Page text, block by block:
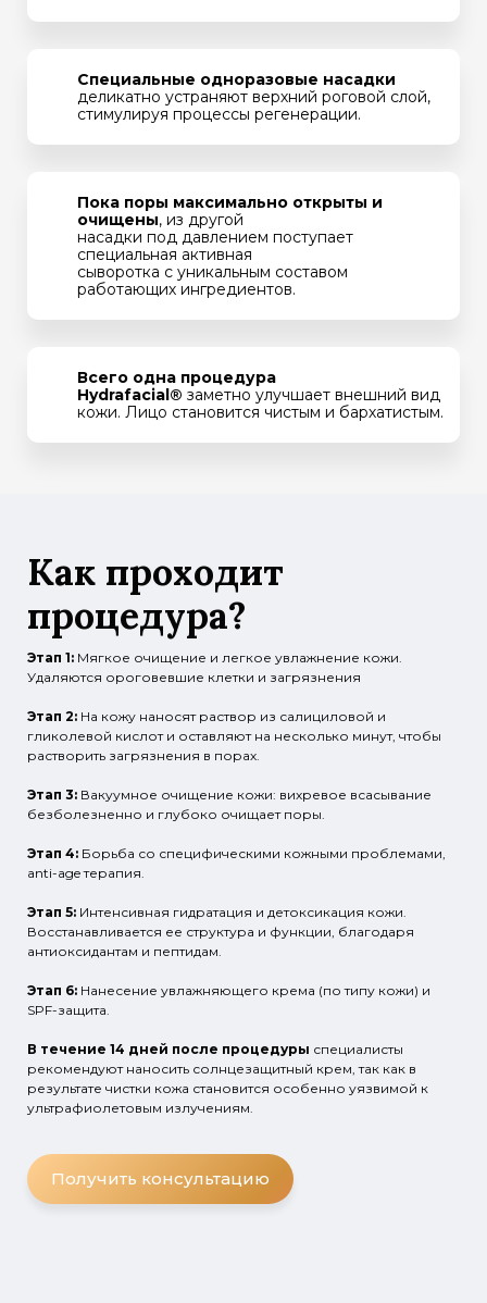
Специальные одноразовые насадки
деликатно устраняют верхний роговой слой,
стимулируя процессы регенерации.
Пока поры максимально открыты и
очищены, из другой
насадки под давлением поступает
специальная активная
сыворотка с уникальным составом
работающих ингредиентов.
Всего одна процедура
Hydrafacial® заметно улучшает внешний вид
кожи. Лицо становится чистым и бархатистым.
Как проходит
процедура?
Этап 1: Мягкое очищение и легкое увлажнение кожи.
Удаляются ороговевшие клетки и загрязнения
Этап 2: На кожу наносят раствор из салициловой и
гликолевой кислот и оставляют на несколько минут, чтобы
растворить загрязнения в порах.
Этап 3: Вакуумное очищение кожи: вихревое всасывание
безболезненно и глубоко очищает поры.
Этап 4: Борьба со специфическими кожными проблемами,
anti-age терапия.
Этап 5: Интенсивная гидратация и детоксикация кожи.
Восстанавливается ее структура и функции, благодаря
антиоксидантам и пептидам.
Этап 6: Нанесение увлажняющего крема (по типу кожи) и
SPF-защита.
В течение 14 дней после процедуры специалисты
рекомендуют наносить солнцезащитный крем, так как в
результате чистки кожа становится особенно уязвимой к
ультрафиолетовым излучениям.
Получить консультацию